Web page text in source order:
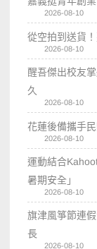
2026-08-10
從空拍到送貨
2026-08-10
醒吾傑出校友
久
2026-08-10
花蓮後備攜手
2026-08-10
運動結合
暑期安全」
2026-08-10
旗津風箏節連
長
2026-08-10